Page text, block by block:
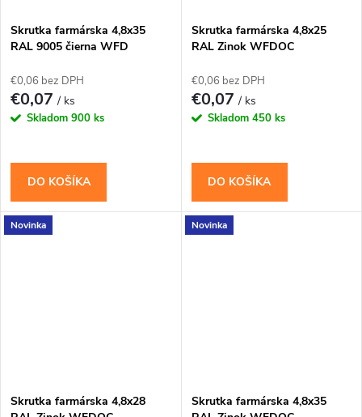
Skrutka farmárska 4,8x35
RAL 9005 čierna WFD
€0,06 bez DPH
€0,07/ ks
Skladom 900 ks
DO KOŠÍKA
Skrutka farmárska 4,8x25
RAL Zinok WFDOC
€0,06 bez DPH
€0,07/ ks
Skladom 450 ks
DO KOŠÍKA
Novinka
Skrutka farmárska 4,8x28
Novinka
Skrutka farmárska 4,8x35